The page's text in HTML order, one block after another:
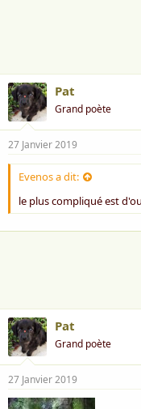
Pat
Grand poète
27 Janvier 2019
Evenos a dit:
le plus compliqué est
Pat
Grand poète
27 Janvier 2019